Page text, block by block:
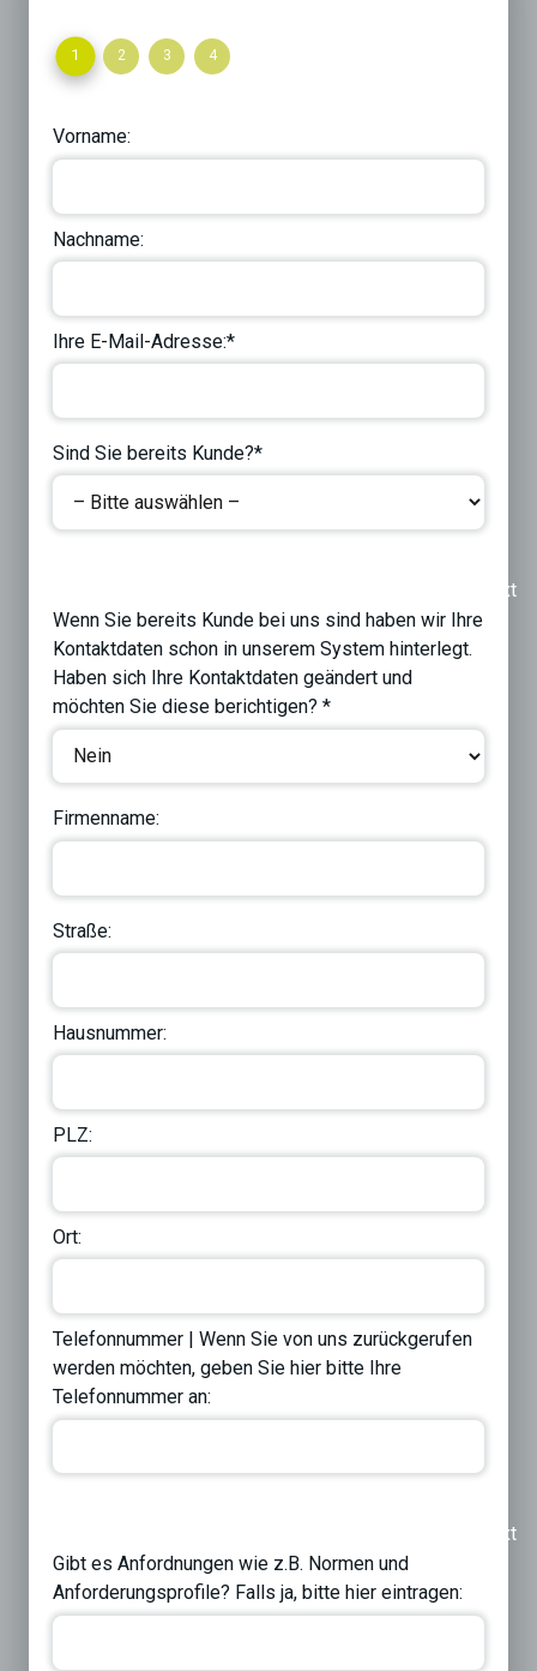
1 2 3 4
Vorname:
Nachname:
Ihre E-Mail-Adresse:*
Sind Sie bereits Kunde?*
Next
Wenn Sie bereits Kunde bei uns sind haben wir Ihre
Kontaktdaten schon in unserem System hinterlegt.
Haben sich Ihre Kontaktdaten geändert und
möchten Sie diese berichtigen? *
Firmenname:
Straße:
Hausnummer:
PLZ:
Ort:
Telefonnummer | Wenn Sie von uns zurückgerufen
werden möchten, geben Sie hier bitte Ihre
Telefonnummer an:
Next
Gibt es Anfordnungen wie z.B. Normen und
Anforderungsprofile? Falls ja, bitte hier eintragen: